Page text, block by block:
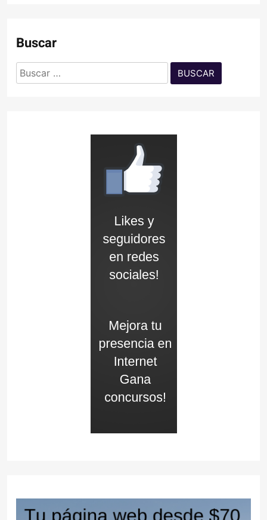
Buscar
Buscar: